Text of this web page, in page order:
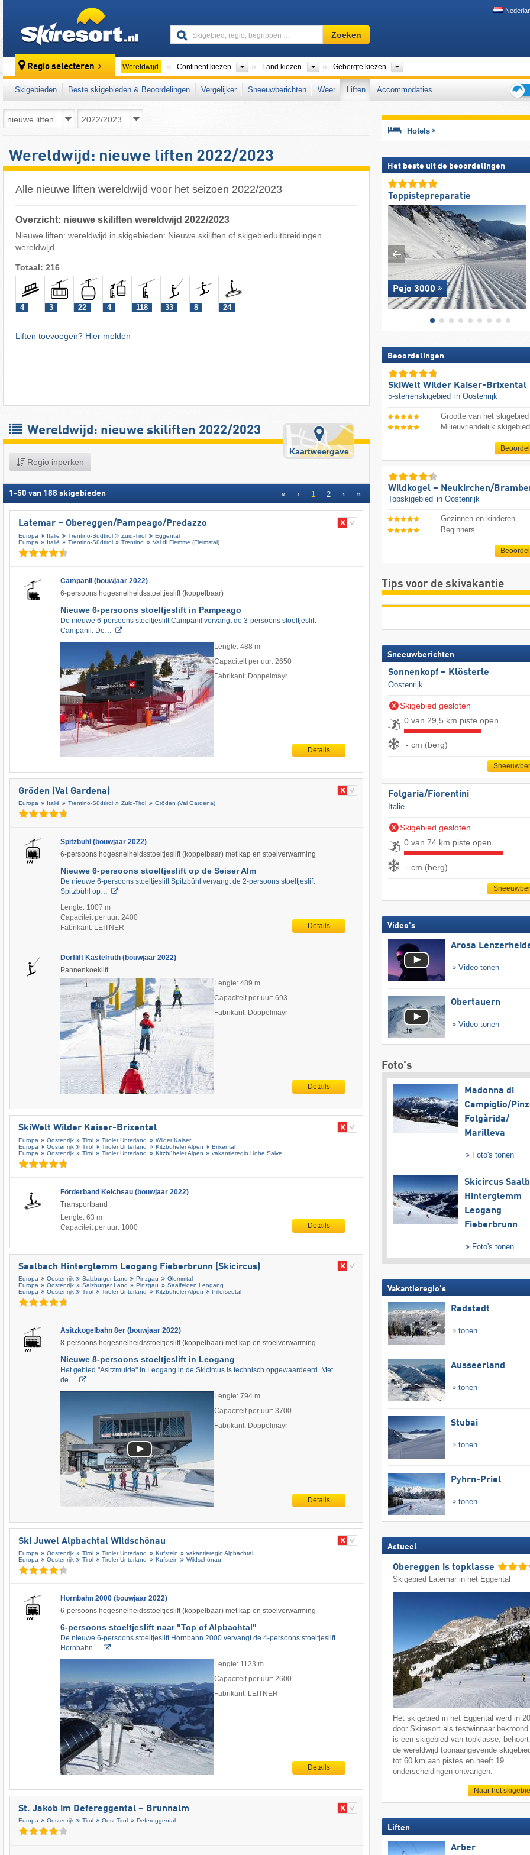
Skigebied,
regio,
…
Zoeken
Regio selecteren Wereldwijd Continent kiezen Continent kiezen
Land kiezen Land kiezen
Gebergte kiezen
Skigebieden Beste skigebieden & Beoordelingen Vergelijker Sneeuwberichten Weer Liften
Accommodaties
voor
Wereldwijd: nieuwe liften 2022/2023
Alle nieuwe liften wereldwijd voor het seizoen 2022/2023
Overzicht: nieuwe skiliften wereldwijd 2022/2023
Nieuwe liften: wereldwijd in skigebieden: Nieuwe skiliften of skigebieduitbreidingen
wereldwijd
Totaal: 216
4 3 22 4 118 33 8 24
Liften toevoegen? Hier melden
Wereldwijd: nieuwe skiliften 2022/2023
Regio inperken
Kaartweergave
1 -50 van 188 skigebieden « ‹ 1 2 › »
Latemar – Obereggen/​Pampeago/​Predazzo
Europa Italië Trentino-Südtirol Zuid-Tirol
Eggental
Europa
Italië Trentino-Südtirol Trentino Val di Fiemme (Fleimstal)
Campanil (bouwjaar 2022)
6-persoons hogesnelheidsstoeltjeslift (koppelbaar)
Nieuwe 6-persoons stoeltjeslift in Pampeago
De nieuwe 6-persoons stoeltjeslift Campanil vervangt de 3-persoons stoeltjeslift
Campanil. De…
Lengte: 488 m
Capaciteit per uur: 2650
Fabrikant: Doppelmayr
Details
Gröden (Val Gardena)
Europa Italië Trentino-Südtirol Zuid-Tirol Gröden (Val Gardena)
Spitzbühl (bouwjaar 2022)
6-persoons hogesnelheidsstoeltjeslift (koppelbaar) met kap en stoelverwarming
Nieuwe 6-persoons stoeltjeslift op de Seiser Alm
De nieuwe 6-persoons stoeltjeslift Spitzbühl vervangt de 2-persoons stoeltjeslift
Spitzbühl op…
Lengte: 1007 m
Capaciteit per uur: 2400
Fabrikant: LEITNER
Details
Dorflift Kastelruth (bouwjaar 2022)
Pannenkoeklift
Lengte: 489 m
Capaciteit per uur: 693
Fabrikant: Doppelmayr
Details
SkiWelt Wilder Kaiser-Brixental
Europa Oostenrijk Tirol Tiroler Unterland
Wilder Kaiser
Europa
Oostenrijk Tirol Tiroler Unterland Kitzbüheler Alpen
Brixental
Europa
Oostenrijk Tirol Tiroler Unterland Kitzbüheler Alpen vakantieregio Hohe Salve
Förderband Kelchsau (bouwjaar 2022)
Transportband
Lengte: 63 m
Capaciteit per uur: 1000
Details
Saalbach Hinterglemm Leogang Fieberbrunn (Skicircus)
Europa Oostenrijk Salzburger Land Pinzgau
Glemmtal
Europa
Oostenrijk Salzburger Land Pinzgau
Saalfelden Leogang
Europa
Oostenrijk Tirol Tiroler Unterland Kitzbüheler Alpen Pillerseetal
Asitzkogelbahn 8er (bouwjaar 2022)
8-persoons hogesnelheidsstoeltjeslift (koppelbaar) met kap en stoelverwarming
Nieuwe 8-persoons stoeltjeslift in Leogang
Het gebied "Asitzmulde" in Leogang in de Skicircus is technisch opgewaardeerd. Met
de…
Lengte: 794 m
Capaciteit per uur: 3700
Fabrikant: Doppelmayr
Details
Ski Juwel Alpbachtal Wildschönau
Europa Oostenrijk Tirol Tiroler Unterland Kufstein
vakantieregio Alpbachtal
Europa
Oostenrijk Tirol Tiroler Unterland Kufstein Wildschönau
Hornbahn 2000 (bouwjaar 2022)
6-persoons hogesnelheidsstoeltjeslift (koppelbaar) met kap en stoelverwarming
6-persoons stoeltjeslift naar "Top of Alpbachtal"
De nieuwe 6-persoons stoeltjeslift Hornbahn 2000 vervangt de 4-persoons stoeltjeslift
Hornbahn…
Lengte: 1123 m
Capaciteit per uur: 2600
Fabrikant: LEITNER
Details
St. Jakob im Defereggental – Brunnalm
Europa Oostenrijk Tirol Oost-Tirol Defereggental
Hotels
Het beste uit de beoordelingen
Toppistepreparatie
Pejo 3000
Beoordelingen
SkiWelt Wilder Kaiser-Brixental
5-sterrenskigebied in Oostenrijk
Grootte van het skigebied
Milieuvriendelijk skigebied
Wildkogel – Neukirchen/​
Topskigebied in Oostenrijk
Gezinnen en kinderen
Beginners
Tips voor de skivakantie
Sneeuwberichten
Sonnenkopf – Klösterle
Oostenrijk
Skigebied gesloten
0 van 29,5 km piste open
- cm (berg)
Folgaria/​Fiorentini
Italië
Skigebied gesloten
0 van 74 km piste open
- cm (berg)
Video's
Arosa
Video tonen
Obertauern
Video tonen
Foto's
Madonna di
Campiglio/​
Folgàrida/​
Marilleva
Foto's tonen
Skicircus
Hinterglemm
Leogang
Fieberbrunn
Foto's tonen
Vakantieregio's
Radstadt
tonen
Ausseerland
tonen
Stubai
tonen
Pyhrn-Priel
tonen
Actueel
Obereggen is topklasse
Skigebied Latemar in het Eggental
Het skigebied in het Eggental werd in
door Skiresort als testwinnaar
is een skigebied van topklasse,
de wereldwijd toonaangevende
tot 60 km aan pistes en heeft 19
onderscheidingen ontvangen.
Naar het
Liften
Arber